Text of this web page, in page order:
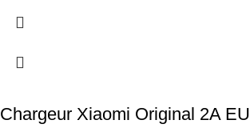
Chargeur Xiaomi Original 2A EU